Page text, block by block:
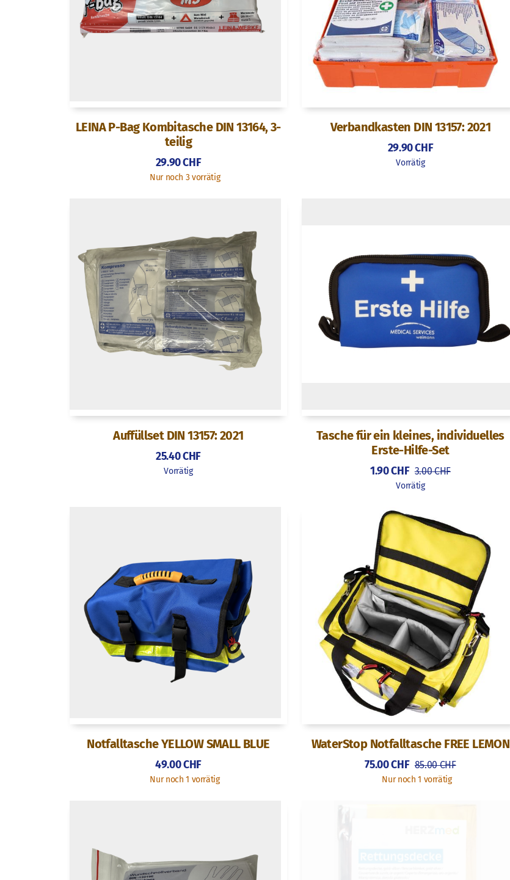
LEINA P-Bag Kombitasche DIN 13164, 3-
teilig
29.90CHF
Nur noch 3 vorrätig
Verbandkasten DIN 13157: 2021
29.90CHF
Vorrätig
Auffüllset DIN 13157: 2021
25.40CHF
Vorrätig
Tasche für ein kleines, individuelles
Erste-Hilfe-Set
1.90CHF 3.00CHF
Vorrätig
Notfalltasche YELLOW SMALL BLUE
49.00CHF
Nur noch 1 vorrätig
WaterStop Notfalltasche FREE LEMON
75.00CHF 85.00CHF
Nur noch 1 vorrätig